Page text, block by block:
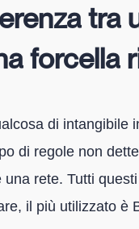
tra
forcella
di intangibile
di regole non
rete. Tutti
il più utilizzato è